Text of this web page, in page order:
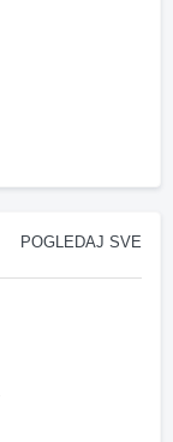
POGLEDAJ SVE